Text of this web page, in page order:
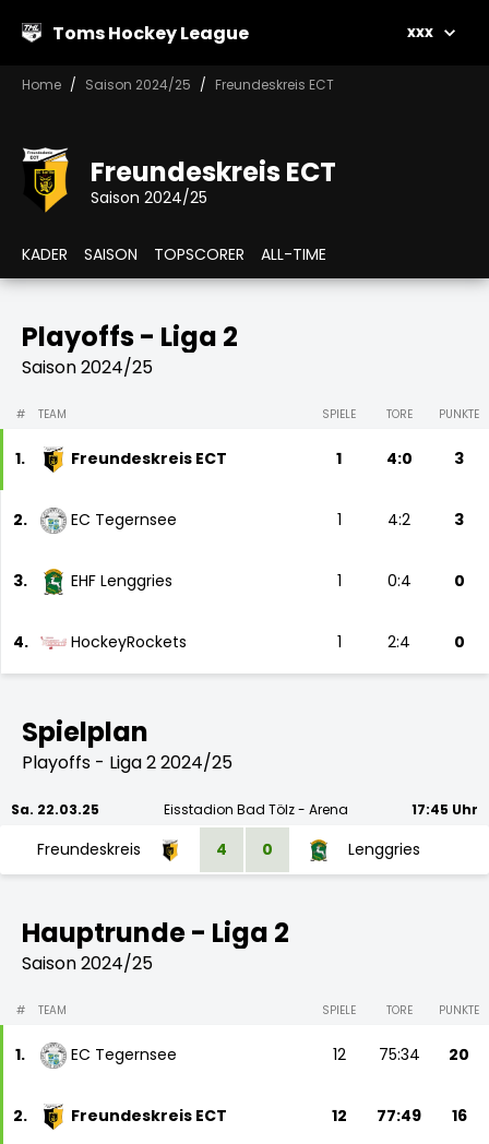
Toms Hockey League xxx
Home Saison 2024/25 Freundeskreis ECT
Freundeskreis ECT
Saison 2024/25
KADER SAISON TOPSCORER ALL-TIME
Playoffs - Liga 2
Saison 2024/25
# TEAM SPIELE TORE PUNKTE
1. Freundeskreis ECT 1 4:0 3
2. EC Tegernsee 1 4:2 3
3. EHF Lenggries 1 0:4 0
4. HockeyRockets 1 2:4 0
Spielplan
Playoffs - Liga 2 2024/25
Sa. 22.03.25 Eisstadion Bad Tölz - Arena 17:45 Uhr
Freundeskreis 4 0 Lenggries
Hauptrunde - Liga 2
Saison 2024/25
# TEAM SPIELE TORE PUNKTE
1. EC Tegernsee 12 75:34 20
2. Freundeskreis ECT 12 77:49 16